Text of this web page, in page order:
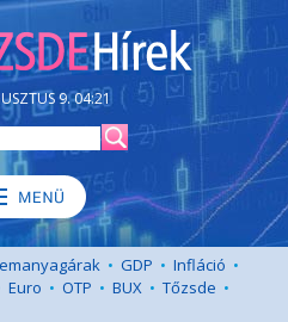
9. 04:21
• GDP • Infláció •
Euro • OTP • BUX • Tőzsde •